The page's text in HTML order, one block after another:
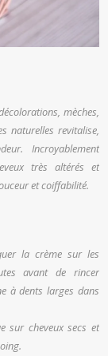
mèches,
naturelles revitalise,
Incroyablement
très altérés et
et coiffabilité.
la crème sur les
avant de rincer
à dents larges dans
sur cheveux secs et